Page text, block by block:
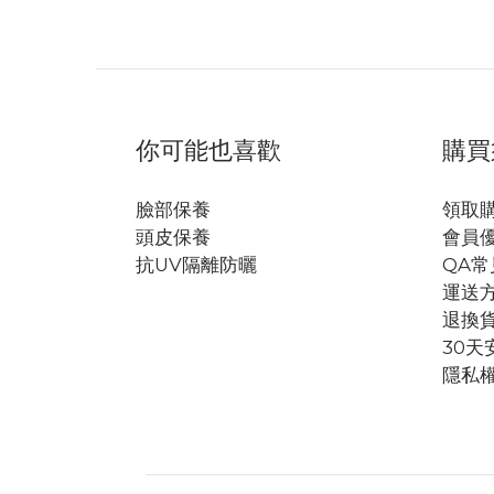
你可能也喜歡
臉部保養
頭皮保養
抗UV隔離防曬
購
領取
會員
QA常
運送
退換
30天
隱私